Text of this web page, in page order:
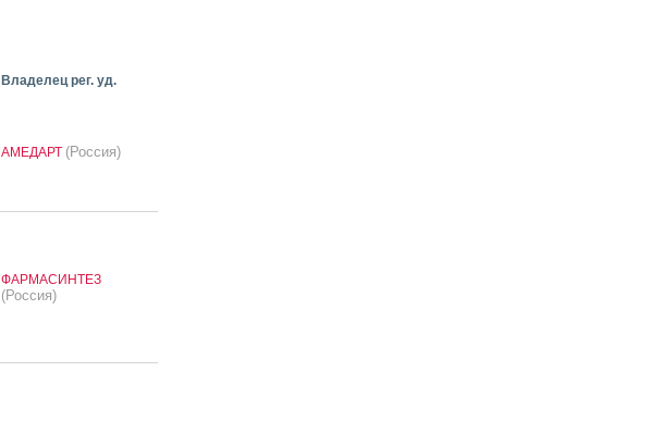
Владелец рег. уд.
АМЕДАРТ (Россия)
ФАРМАСИНТЕЗ
(Россия)